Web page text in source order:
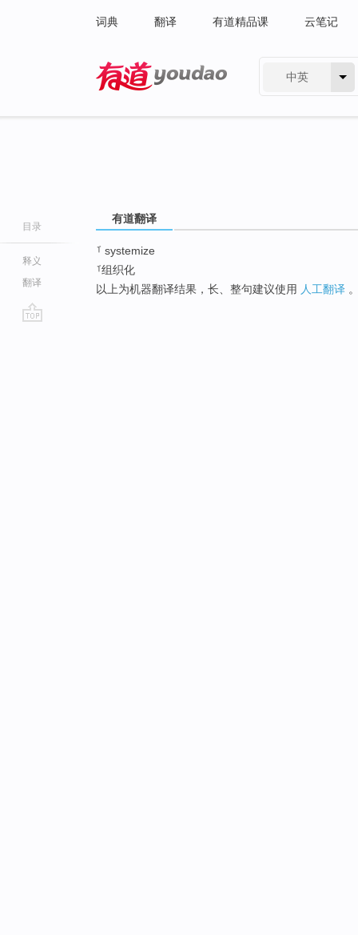
词典 翻译 有道精品课 云笔记
中英
目录
释义
翻译
有道翻译
ࡰ systemize
ࡰ组织化
以上为机器翻译结果，长、整句建议使用 人工翻译